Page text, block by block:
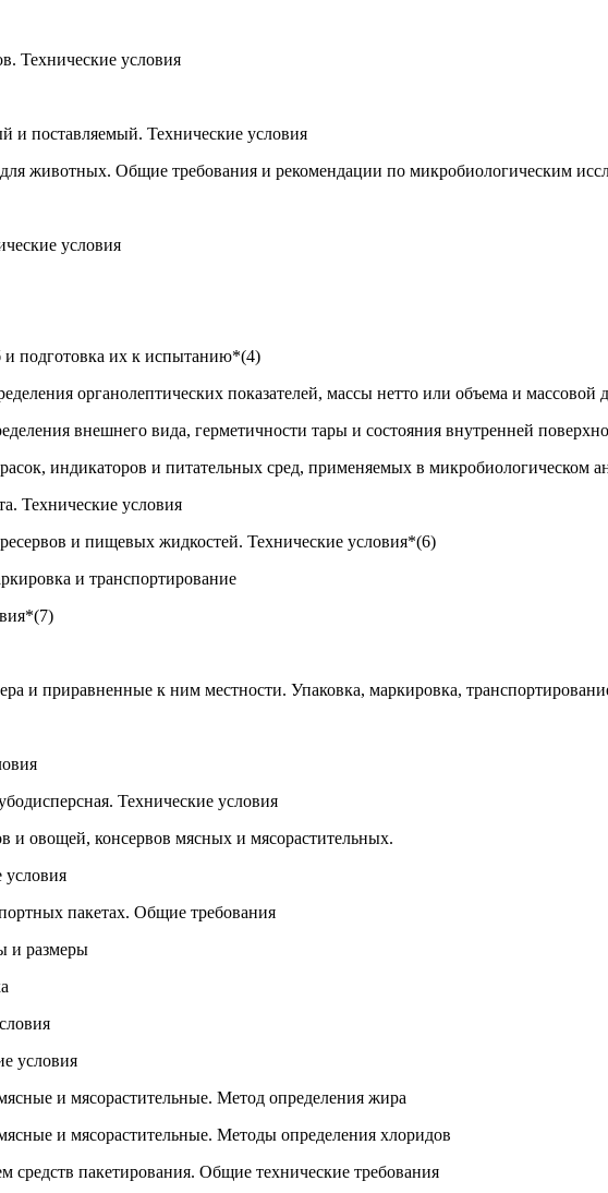
Технические условия
и поставляемый. Технические условия
животных. Общие требования и рекомендации по микробиологическим
условия
подготовка их к испытанию*(4)
органолептических показателей, массы нетто или объема и массовой
внешнего вида, герметичности тары и состояния внутренней
индикаторов и питательных сред, применяемых в микробиологическом
Технические условия
и пищевых жидкостей. Технические условия*(6)
и транспортирование
и приравненные к ним местности. Упаковка, маркировка,
Технические условия
и овощей, консервов мясных и мясорастительных.
пакетах. Общие требования
и размеры
условия
и мясорастительные. Метод определения жира
и мясорастительные. Методы определения хлоридов
пакетирования. Общие технические требования